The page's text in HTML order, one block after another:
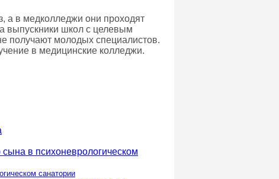
а в медколледжи они проходят
выпускники школ с целевым
получают молодых специалистов.
в медицинские колледжи.
санатории